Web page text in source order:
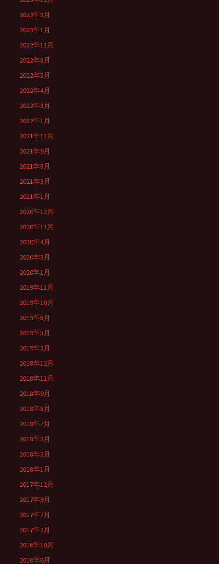
2023年3月
2023年1月
2022年11月
2022年8月
2022年5月
2022年4月
2022年3月
2022年1月
2021年11月
2021年9月
2021年8月
2021年3月
2021年1月
2020年12月
2020年11月
2020年4月
2020年3月
2020年1月
2019年11月
2019年10月
2019年8月
2019年3月
2019年2月
2018年12月
2018年11月
2018年9月
2018年8月
2018年7月
2018年3月
2018年2月
2018年1月
2017年12月
2017年9月
2017年7月
2017年2月
2016年10月
2016年6月